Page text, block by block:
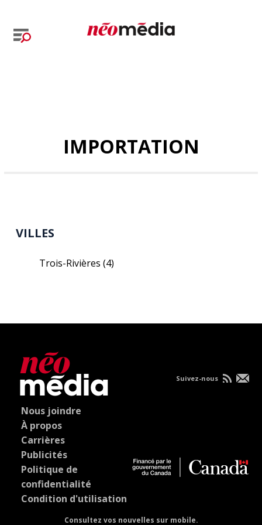
IMPORTATION
VILLES
Trois-Rivières(4)
Nous joindre
À propos
Carrières
Publicités
Politique de
confidentialité
Condition d'utilisation
Consultez vos nouvelles sur mobile.
Suivez-nous